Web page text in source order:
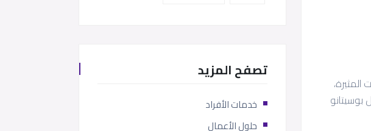
بوسيتانو
تصفح المزيد
خدمات الأفراد
حلول الأعمال